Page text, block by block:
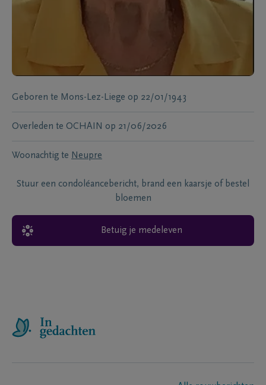
Geboren te Mons-Lez-Liege op 22/01/1943
Overleden te OCHAIN op 21/06/2026
Woonachtig te Neupre
Stuur een condoléancebericht, brand een kaarsje of bestel
bloemen
Betuig je medeleven